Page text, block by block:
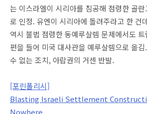
는 이스라엘이 시리아를 침공해 점령한 골
로 인정. 유엔이 시리아에 돌려주라고 한 건
역시 불법 점령한 동예루살렘 문제에서도
편을 들어 미국 대사관을 예루살렘으로 옮
수 없는 조치, 아랍권의 거센 반발.
[포린폴리시]
Blasting Israeli Settlement
Nowhere